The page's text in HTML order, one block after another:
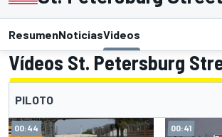
ResumenNoticiasVideos
Vídeos St. Petersburg
PILOTO
00:44 00:41